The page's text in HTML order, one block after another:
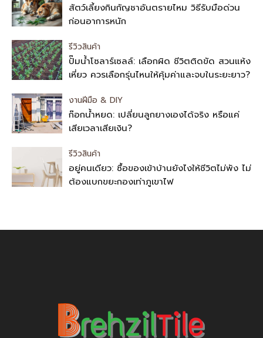
สัตว์เลี้ยงกินกัญชาอันตรายไหม วิธีรับมือด่วน
ก่อนอาการหนัก
รีวิวสินค้า
ปั๊มน้ำโซลาร์เซลล์: เลือกผิด ชีวิตติดขัด สวนแห้ง
เหี่ยว ควรเลือกรุ่นไหนให้คุ้มค่าและจบในระยะยาว?
งานฝีมือ & DIY
ก๊อกน้ำหยด: เปลี่ยนลูกยางเองได้จริง หรือแค่
เสียเวลาเสียเงิน?
รีวิวสินค้า
อยู่คนเดียว: ซื้อของเข้าบ้านยังไงให้ชีวิตไม่พัง ไม่
ต้องแบกขยะกองเท่าภูเขาไฟ